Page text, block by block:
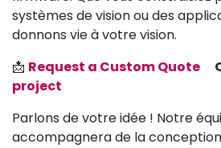
systèmes de vision ou des
donnons vie à votre vision.
📩 Request a Custom Quote
project
Parlons de votre idée ! Notre
accompagnera de la